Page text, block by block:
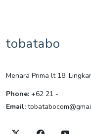
tobatabo
Menara Prima lt 18,
Phone: +62 21 -
Email: